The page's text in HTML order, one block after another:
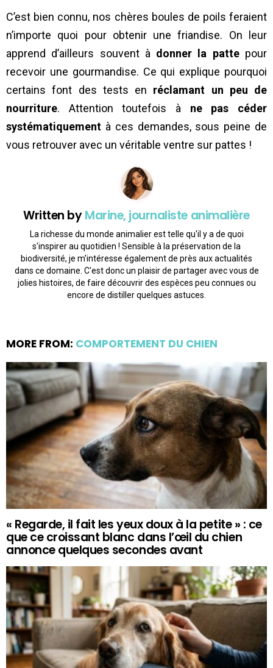
C’est bien connu, nos chères boules de poils feraient
n’importe quoi pour obtenir une friandise. On leur
apprend d’ailleurs souvent à donner la pattepour
recevoir une gourmandise. Ce qui explique pourquoi
certains font des tests en réclamant un peu de
nourriture. Attention toutefois à ne pas céder
systématiquement à ces demandes, sous peine de
vous retrouver avec un véritable ventre sur pattes !
Written byMarine, journaliste animalière
La richesse du monde animalier est telle qu'il y a de quoi
s'inspirer au quotidien ! Sensible à la préservation de la
biodiversité, je m'intéresse également de près aux actualités
dans ce domaine. C'est donc un plaisir de partager avec vous de
jolies histoires, de faire découvrir des espèces peu connues ou
encore de distiller quelques astuces.
MORE FROM: COMPORTEMENT DU CHIEN
« Regarde, il fait les yeux doux à la petite » : ce
que ce croissant blanc dans l’œil du chien
annonce quelques secondes avant